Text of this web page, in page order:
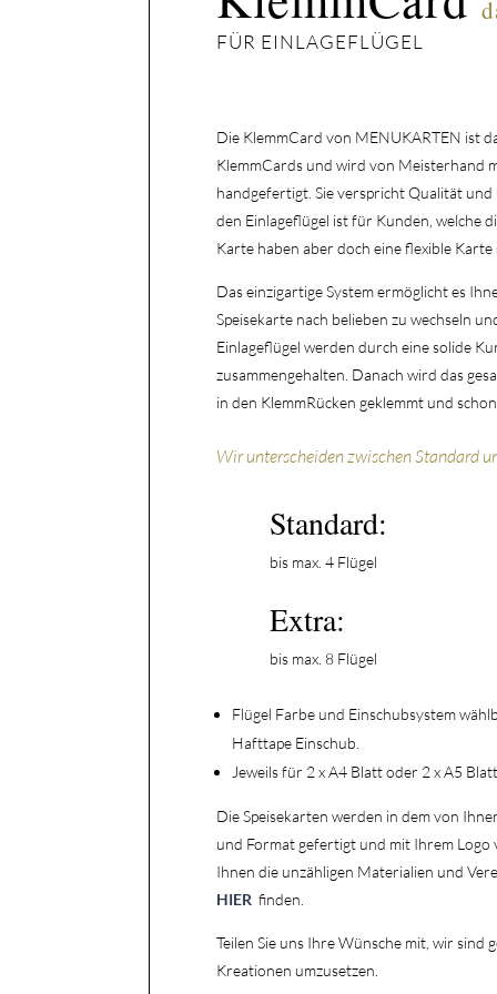
FÜR EINLAGEFLÜGEL
Die KlemmCard von MENUKARTEN ist
KlemmCards und wird von Meisterhand
handgefertigt. Sie verspricht Qualität
den Einlageflügel ist für Kunden, welche
Karte haben aber doch eine flexible Karte
Das einzigartige System ermöglicht es
Speisekarte nach belieben zu wechseln
Einlageflügel werden durch eine solide
zusammengehalten. Danach wird das
in den KlemmRücken geklemmt und
Wir unterscheiden zwischen Standard
Standard:
bis max. 4 Flügel
Extra:
bis max. 8 Flügel
Flügel Farbe und Einschubsystem
Hafttape Einschub.
Jeweils für 2 x A4 Blatt oder 2 x A5 Blatt
Die Speisekarten werden in dem von
und Format gefertigt und mit Ihrem Logo
Ihnen die unzähligen Materialien und
HIER finden.
Teilen Sie uns Ihre Wünsche mit, wir sind
Kreationen umzusetzen.